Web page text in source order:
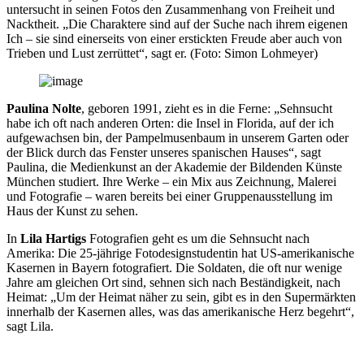
untersucht in seinen Fotos den Zusammenhang von Freiheit und
Nacktheit. „Die Charaktere sind auf der Suche nach ihrem eigenen
Ich – sie sind einerseits von einer erstickten Freude aber auch von
Trieben und Lust zerrüttet“, sagt er. (Foto: Simon Lohmeyer)
Paulina Nolte, geboren 1991, zieht es in die Ferne: „Sehnsucht
habe ich oft nach anderen Orten: die Insel in Florida, auf der ich
aufgewachsen bin, der Pampelmusenbaum in unserem Garten oder
der Blick durch das Fenster unseres spanischen Hauses“, sagt
Paulina, die Medienkunst an der Akademie der Bildenden Künste
München studiert. Ihre Werke – ein Mix aus Zeichnung, Malerei
und Fotografie – waren bereits bei einer Gruppenausstellung im
Haus der Kunst zu sehen.
In Lila Hartigs Fotografien geht es um die Sehnsucht nach
Amerika: Die 25-jährige Fotodesignstudentin hat US-amerikanische
Kasernen in Bayern fotografiert. Die Soldaten, die oft nur wenige
Jahre am gleichen Ort sind, sehnen sich nach Beständigkeit, nach
Heimat: „Um der Heimat näher zu sein, gibt es in den Supermärkten
innerhalb der Kasernen alles, was das amerikanische Herz begehrt“,
sagt Lila.